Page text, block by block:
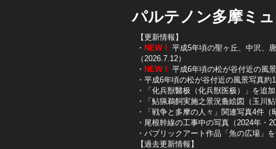
パルテノン多摩ミ
【更新情報】
・ NEW！ 平成5年頃の聖ヶ丘、中沢、
（2026.7.12）
・ NEW！ 平成6年頃の松が谷付近の風
・平成6年頃の松が谷付近の風景写真約
・「化兵獣醫极（化兵獣医极）」を追
・「鮎猟鵜飼実施之景況麁絵図（玉川
・「戦争と多摩の人々」関連写真4件
・尾根幹線の工事中の写真（2024年・
・パブリックアート作品「魚の広場」
【過去更新情報】